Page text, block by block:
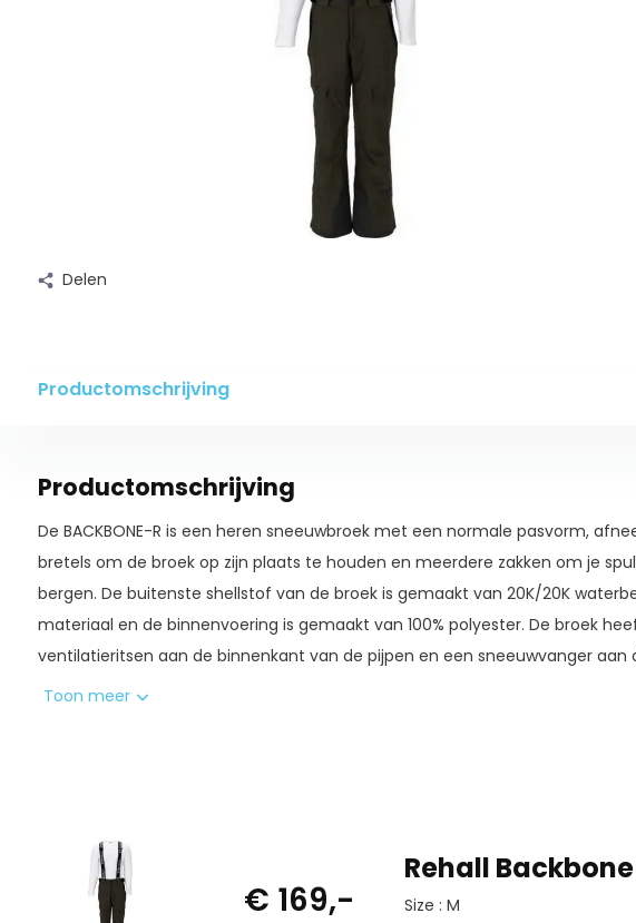
Delen
Productomschrijving
Productomschrijving
De BACKBONE-R is een heren sneeuwbroek met een normale pasvorm,
bretels om de broek op zijn plaats te houden en meerdere zakken om je
bergen. De buitenste shellstof van de broek is gemaakt van 20K/20K
materiaal en de binnenvoering is gemaakt van 100% polyester. De broek
ventilatieritsen aan de binnenkant van de pijpen en een sneeuwvanger aan
van de onderkant van de pijpen om ervoor te zorgen dat de sneeuw niet
Toon meer
€ 169,-
Rehall
Size : M